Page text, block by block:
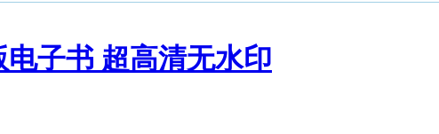
电子书 超高清无水印